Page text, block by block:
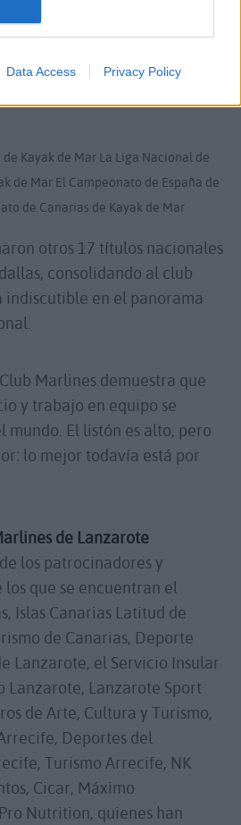
Data Access Privacy Policy
del equipo Marlines se
En 2025, el club
Kayak de Mar La Liga Nacional de
de Mar El Campeonato de España de
de Canarias de Kayak de Mar
otros 17 títulos nacionales
consolidando al club
en el panorama
Marlines demuestra que
y trabajo en equipo se
mundo. El listón es alto, pero
lo mejor todavía está por
de Lanzarote
los patrocinadores y
que se encuentran el
Islas Canarias Latitud de
de Canarias, Deporte
Lanzarote, el Servicio Insular
Lanzarote, Lanzarote Sport
de Arte, Cultura y Turismo,
Deportes del
Turismo Arrecife, NK
Cicar, Máximo
Nutrition, quienes han